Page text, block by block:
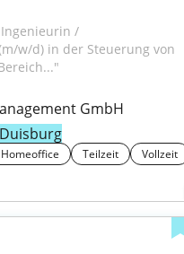
w/d) in der Steuerung von
GmbH
Duisburg
Homeoffice Teilzeit Vollzeit